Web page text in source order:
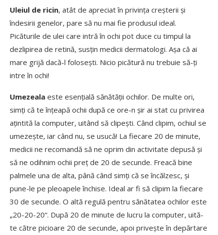
Uleiul de ricin, atât de apreciat în privința creșterii și
îndesirii genelor, pare să nu mai fie produsul ideal.
Picăturile de ulei care intră în ochi pot duce cu timpul la
dezlipirea de retină, susțin medicii dermatologi. Așa că ai
mare grijă dacă-l folosești. Nicio picătură nu trebuie să-ți
intre în ochi!
Umezeala este esențială sănătății ochilor. De multe ori,
simți că te înțeapă ochii după ce ore-n șir ai stat cu privirea
ațintită la computer, uitând să clipești. Când clipim, ochiul se
umezește, iar când nu, se usucă! La fiecare 20 de minute,
medicii ne recomandă să ne oprim din activitate depusă și
să ne odihnim ochii preț de 20 de secunde. Freacă bine
palmele una de alta, până când simți că se încălzesc, și
pune-le pe pleoapele închise. Ideal ar fi să clipim la fiecare
30 de secunde. O altă regulă pentru sănătatea ochilor este
„20-20-20“. După 20 de minute de lucru la computer, uită-
te către picioare 20 de secunde, apoi privește în depărtare